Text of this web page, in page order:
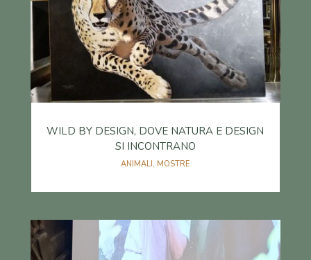
WILD BY DESIGN, DOVE NATURA E DESIGN
SI INCONTRANO
ANIMALI, MOSTRE